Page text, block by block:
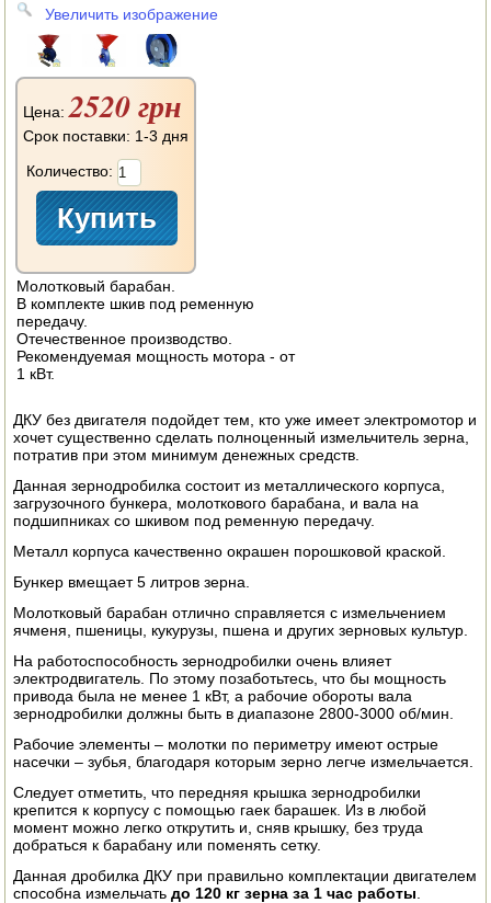
СЫРОВАРНИ
ШИНКОВКИ
ДЛЯ ДОМА И САДА
ОБОГРЕВАТЕЛИ
ДРОВОКОЛЫ
ГАЗОВЫЕ БАЛЛОНЫ
НАСТОЛЬНЫЕ ПЛИТЫ
ЭЛЕКТРО И БЕНЗО ИНСТРУМЕНТ
ЭЛЕКТРО ШАШЛЫЧНИЦЫ
СОКОВЫЖИМАЛКИ
СОКОВАРКИ
ТОВАРЫ ДЛЯ ЗИМЫ
ДЛЯ ФЕРМЕРА
ОБОРУДОВАНИЕ ДЛЯ ПЧЕЛОВОДСТВА
ДОИЛЬНЫЕ АППАРАТЫ
СРЕДСТВА ОТ ВРЕДИТЕЛЕЙ
ПОСУДА ДЛЯ КУХНИ
Увеличить изображение
Цена:2520 грн
Срок поставки: 1-3 дня
Количество:
Молотковый барабан.
В комплекте шкив под ременную
передачу.
Отечественное производство.
Рекомендуемая мощность мотора - от
1 кВт.
ДКУ без двигателя подойдет тем, кто уже имеет электромотор и
хочет существенно сделать полноценный измельчитель зерна,
потратив при этом минимум денежных средств.
Данная зернодробилка состоит из металлического корпуса,
загрузочного бункера, молоткового барабана, и вала на
подшипниках со шкивом под ременную передачу.
Металл корпуса качественно окрашен порошковой краской.
Бункер вмещает 5 литров зерна.
Молотковый барабан отлично справляется с измельчением
ячменя, пшеницы, кукурузы, пшена и других зерновых культур.
На работоспособность зернодробилки очень влияет
электродвигатель. По этому позаботьтесь, что бы мощность
привода была не менее 1 кВт, а рабочие обороты вала
зернодробилки должны быть в диапазоне 2800-3000 об/мин.
Рабочие элементы – молотки по периметру имеют острые
насечки – зубья, благодаря которым зерно легче измельчается.
Следует отметить, что передняя крышка зернодробилки
крепится к корпусу с помощью гаек барашек. Из в любой
момент можно легко открутить и, сняв крышку, без труда
добраться к барабану или поменять сетку.
Данная дробилка ДКУ при правильно комплектации двигателем
способна измельчатьдо 120 кг зерна за 1 час работы